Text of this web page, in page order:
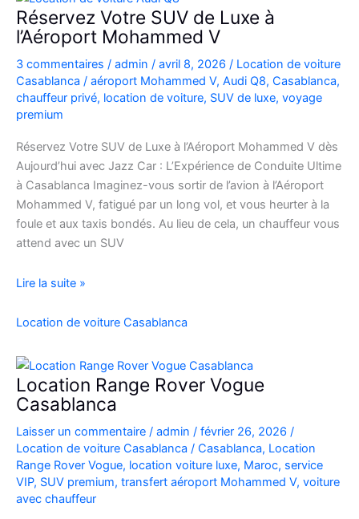
500
:
pratiques
et
bons
Réservez Votre SUV de Luxe à
l’Aéroport Mohammed V
3 commentaires / admin / avril 8, 2026 / Location de voiture
Casablanca / aéroport Mohammed V, Audi Q8, Casablanca,
chauffeur privé, location de voiture, SUV de luxe, voyage
premium
Réservez Votre SUV de Luxe à l’Aéroport Mohammed V dès
Aujourd’hui avec Jazz Car : L’Expérience de Conduite Ultime
à Casablanca Imaginez-vous sortir de l’avion à l’Aéroport
Mohammed V, fatigué par un long vol, et vous heurter à la
foule et aux taxis bondés. Au lieu de cela, un chauffeur vous
attend avec un SUV
Réservez
SUV
Luxe
à
l’Aéroport
V
Lire la suite »
Location de voiture Casablanca
Location Range Rover Vogue
Casablanca
Laisser un commentaire / admin / février 26, 2026 /
Location de voiture Casablanca / Casablanca, Location
Range Rover Vogue, location voiture luxe, Maroc, service
VIP, SUV premium, transfert aéroport Mohammed V, voiture
avec chauffeur